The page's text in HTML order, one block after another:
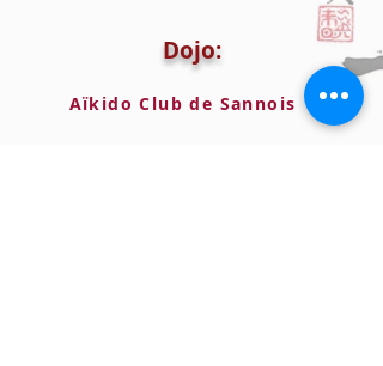
Dojo:
Aïkido Club de Sannois